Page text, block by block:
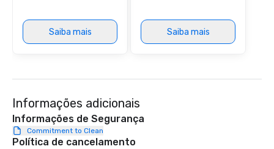
Our exclusive
ultimate networking
right of you. Because
Saiba mais Saiba mais
Informações adicionais
Informações de Segurança
Commitment to Clean
Política de cancelamento